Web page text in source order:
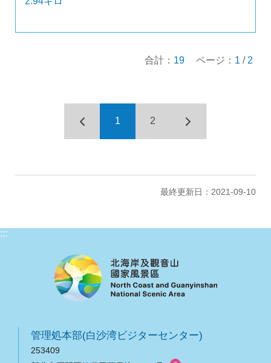
合計： 19 ページ： 1 / 2
1 2
最終更新日：2021-09-10
:::
管理処本部(白沙湾ビジターセンター)
253409